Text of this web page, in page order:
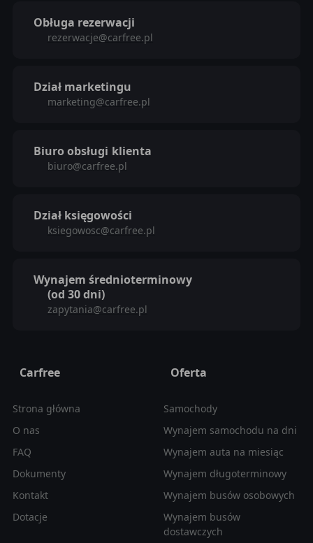
Obługa rezerwacji
rezerwacje@carfree.pl
Dział marketingu
marketing@carfree.pl
Biuro obsługi klienta
biuro@carfree.pl
Dział księgowości
ksiegowosc@carfree.pl
Wynajem średnioterminowy
(od 30 dni)
zapytania@carfree.pl
Carfree
Strona główna
O nas
FAQ
Dokumenty
Kontakt
Dotacje
Oferta
Samochody
Wynajem samochodu na dni
Wynajem auta na miesiąc
Wynajem długoterminowy
Wynajem busów osobowych
Wynajem busów
dostawczych